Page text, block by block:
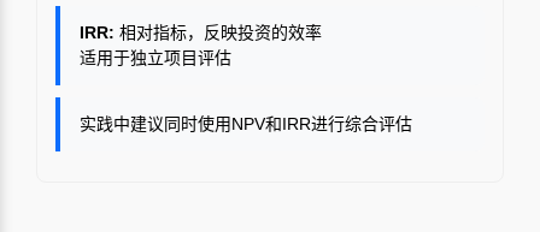
IRR: 相对指标，反映投资的效率
适用于独立项目评估
实践中建议同时使用NPV和IRR进行综合评估